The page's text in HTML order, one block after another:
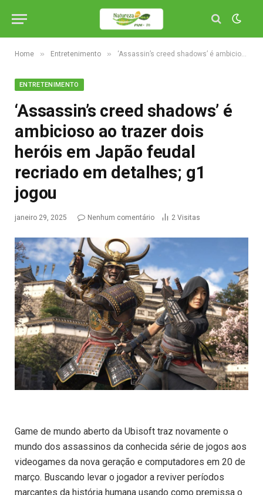
Home » Entretenimento » ‘Assassin’s creed shadows’ é ambicioso ao trazer dois heróis em Japão feudal recriado em detalhes; g1 jogou
ENTRETENIMENTO
‘Assassin’s creed shadows’ é
ambicioso ao trazer dois
heróis em Japão feudal
recriado em detalhes; g1
jogou
janeiro 29, 2025 Nenhum comentário 2 Visitas
Game de mundo aberto da Ubisoft traz novamente o
mundo dos assassinos da conhecida série de jogos aos
videogames da nova geração e computadores em 20 de
março. Buscando levar o jogador a reviver períodos
marcantes da história humana usando como premissa o